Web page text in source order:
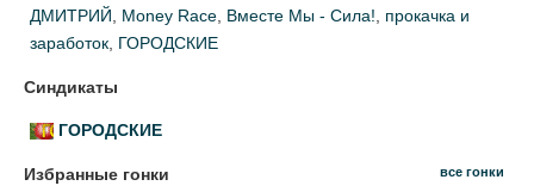
ДМИТРИЙ
Money Race Вместе Мы - Сила!
прокачка и
заработок ГОРОДСКИЕ
Синдикаты
ГОРОДСКИЕ
Избранные гонки все гонки